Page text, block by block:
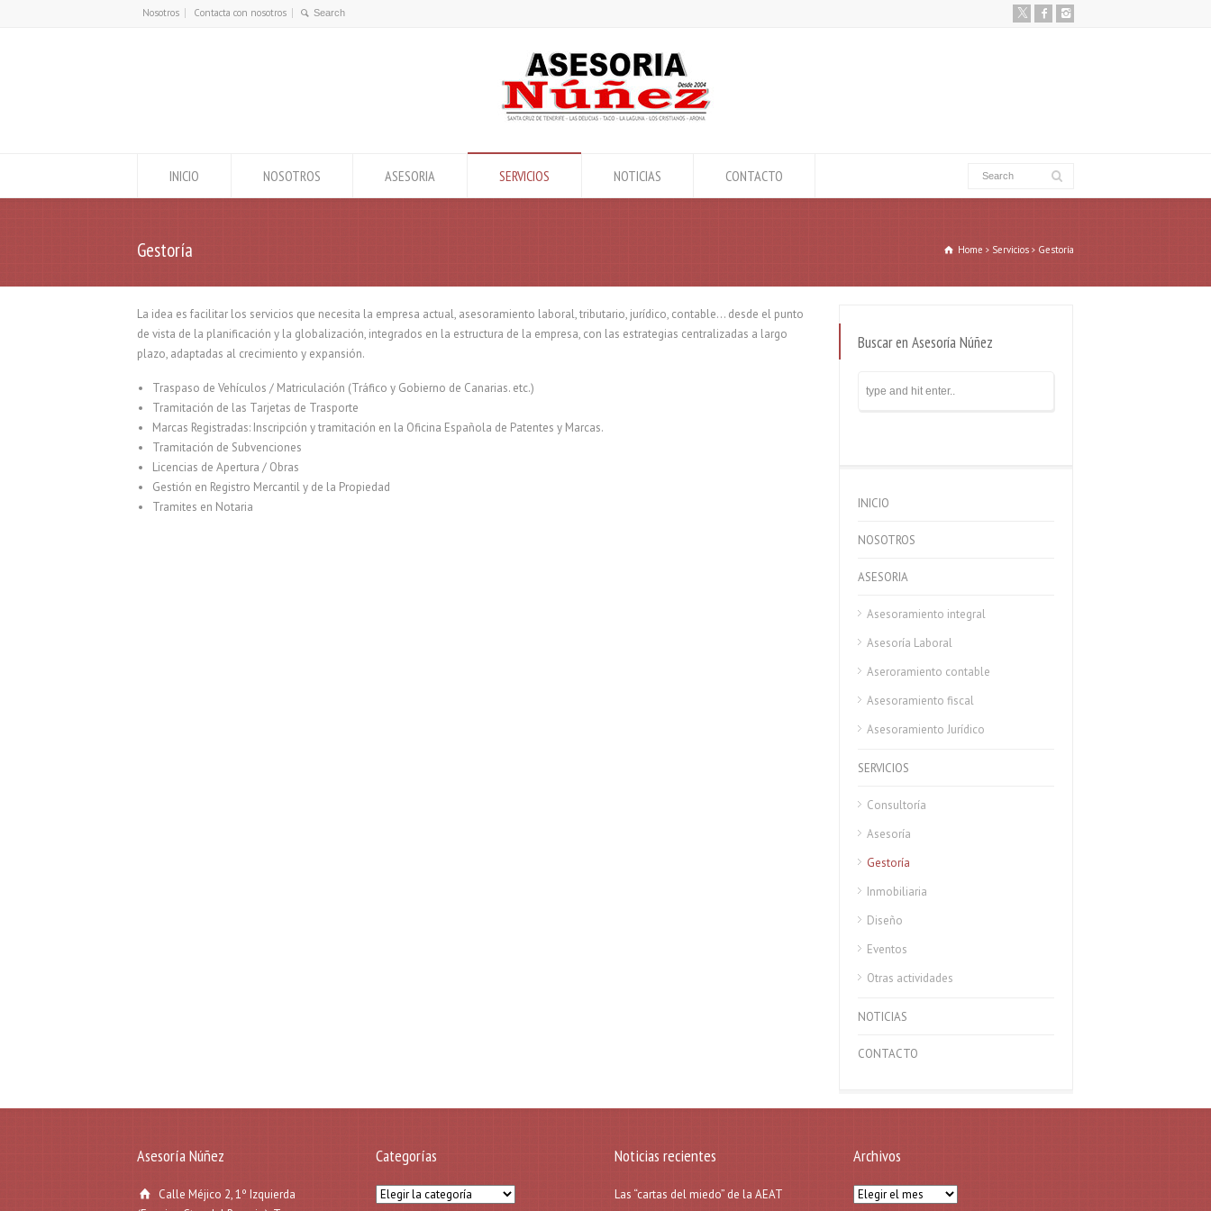
Nosotros Contacta con nosotros
INICIO NOSOTROS ASESORIA SERVICIOS NOTICIAS CONTACTO
Gestoría Home Servicios Gestoría
La idea es facilitar los servicios que necesita la empresa actual, asesoramiento laboral, tributario, jurídico, contable… desde el punto
de vista de la planificación y la globalización, integrados en la estructura de la empresa, con las estrategias centralizadas a largo
plazo, adaptadas al crecimiento y expansión.
Traspaso de Vehículos / Matriculación (Tráfico y Gobierno de Canarias. etc.)
Tramitación de las Tarjetas de Trasporte
Marcas Registradas: Inscripción y tramitación en la Oficina Española de Patentes y Marcas.
Tramitación de Subvenciones
Licencias de Apertura / Obras
Gestión en Registro Mercantil y de la Propiedad
Tramites en Notaria
Buscar en Asesoría Núñez
INICIO
NOSOTROS
ASESORIA
Asesoramiento integral
Asesoría Laboral
Aseroramiento contable
Asesoramiento fiscal
Asesoramiento Jurídico
SERVICIOS
Consultoría
Asesoría
Gestoría
Inmobiliaria
Diseño
Eventos
Otras actividades
NOTICIAS
CONTACTO
Asesoría Núñez
Calle Méjico 2, 1º Izquierda
Categorías
Categorías
Noticias recientes
Las “cartas del miedo” de la AEAT
Archivos
Archivos